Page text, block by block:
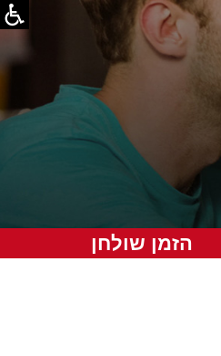
הזמן שולחן